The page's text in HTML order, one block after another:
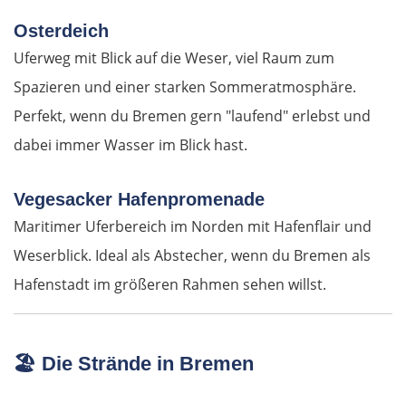
Osterdeich
Uferweg mit Blick auf die Weser, viel Raum zum
Spazieren und einer starken Sommeratmosphäre.
Perfekt, wenn du Bremen gern "laufend" erlebst und
dabei immer Wasser im Blick hast.
Vegesacker Hafenpromenade
Maritimer Uferbereich im Norden mit Hafenflair und
Weserblick. Ideal als Abstecher, wenn du Bremen als
Hafenstadt im größeren Rahmen sehen willst.
🏖️ Die Strände in Bremen
Arad
Ungarn Süd
Mohács
Kroatien
Osijek